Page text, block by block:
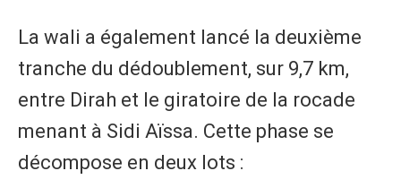
La wali a également lancé la deuxième
tranche du dédoublement, sur 9,7 km,
entre Dirah et le giratoire de la rocade
menant à Sidi Aïssa. Cette phase se
décompose en deux lots :